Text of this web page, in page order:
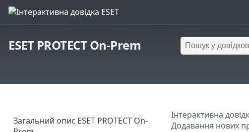
ESET PROTECT On-Prem
Інтерактивна
Додавання нових